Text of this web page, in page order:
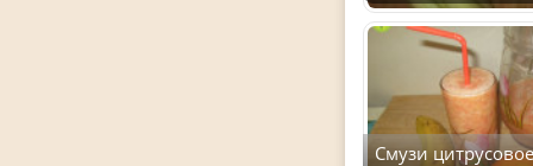
Смузи цитрусовое